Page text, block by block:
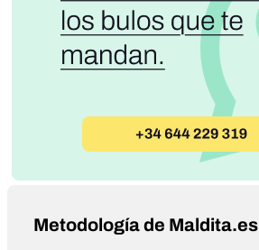
Metodología de Maldita.es